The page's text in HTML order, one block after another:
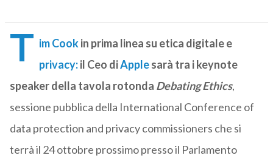
T im Cookin prima linea su etica digitale e
privacy:il Ceo diApplesarà tra i keynote
speaker della tavola rotonda Debating Ethics,
sessione pubblica della International Conference of
data protection and privacy commissioners che si
terrà il 24 ottobre prossimo presso il Parlamento